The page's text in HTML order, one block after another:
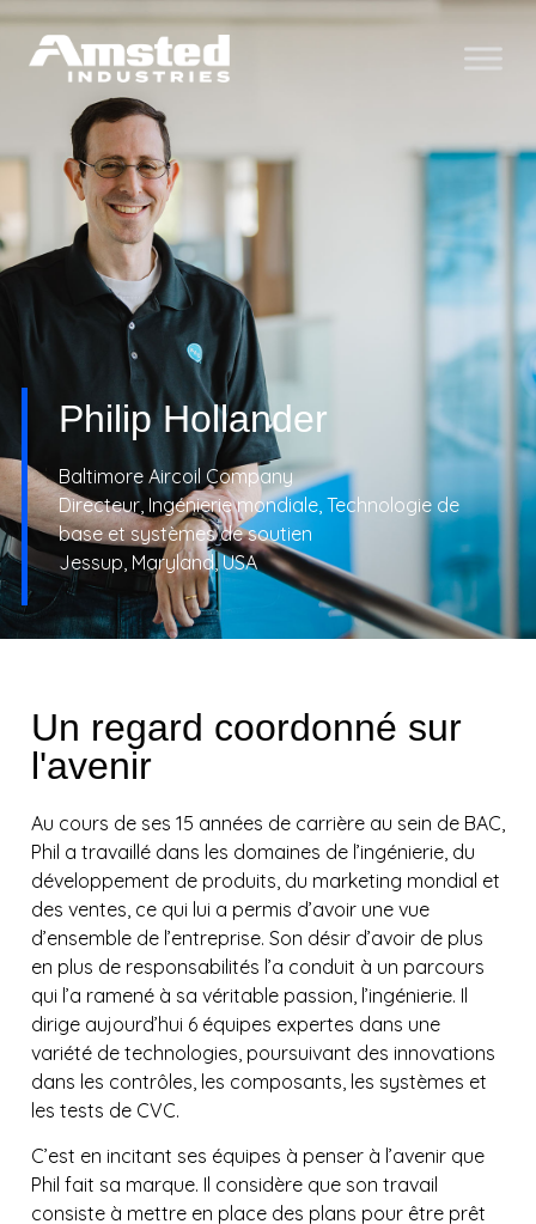
Philip Hollander
Baltimore Aircoil Company
Directeur, Ingénierie mondiale, Technologie de
base et systèmes de soutien
Jessup, Maryland, USA
Un regard coordonné sur
l'avenir
Au cours de ses 15 années de carrière au sein de BAC,
Phil a travaillé dans les domaines de l’ingénierie, du
développement de produits, du marketing mondial et
des ventes, ce qui lui a permis d’avoir une vue
d’ensemble de l’entreprise. Son désir d’avoir de plus
en plus de responsabilités l’a conduit à un parcours
qui l’a ramené à sa véritable passion, l’ingénierie. Il
dirige aujourd’hui 6 équipes expertes dans une
variété de technologies, poursuivant des innovations
dans les contrôles, les composants, les systèmes et
les tests de CVC.
C’est en incitant ses équipes à penser à l’avenir que
Phil fait sa marque. Il considère que son travail
consiste à mettre en place des plans pour être prêt